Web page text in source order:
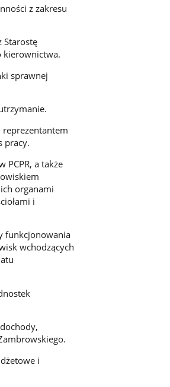
z zakresu
Starostę
kierownictwa.
sprawnej
reprezentantem
pracy.
PCPR, a także
organami
i
funkcjonowania
wchodzących
i